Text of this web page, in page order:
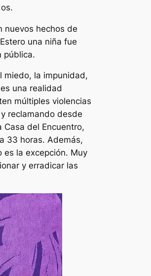
nuevos hechos de
una niña fue
pública.
miedo, la impunidad,
una realidad
múltiples violencias
reclamando desde
del Encuentro,
33 horas. Además,
es la excepción. Muy
y erradicar las